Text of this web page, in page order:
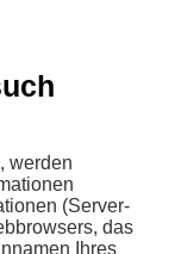
werden
(Server-
das
Ihres